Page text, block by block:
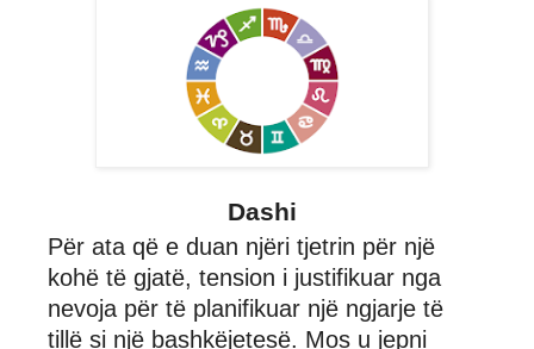
Dashi
Për ata që e duan njëri tjetrin për një
kohë të gjatë, tension i justifikuar nga
nevoja për të planifikuar një ngjarje të
tillë si një bashkëjetesë. Mos u jepni